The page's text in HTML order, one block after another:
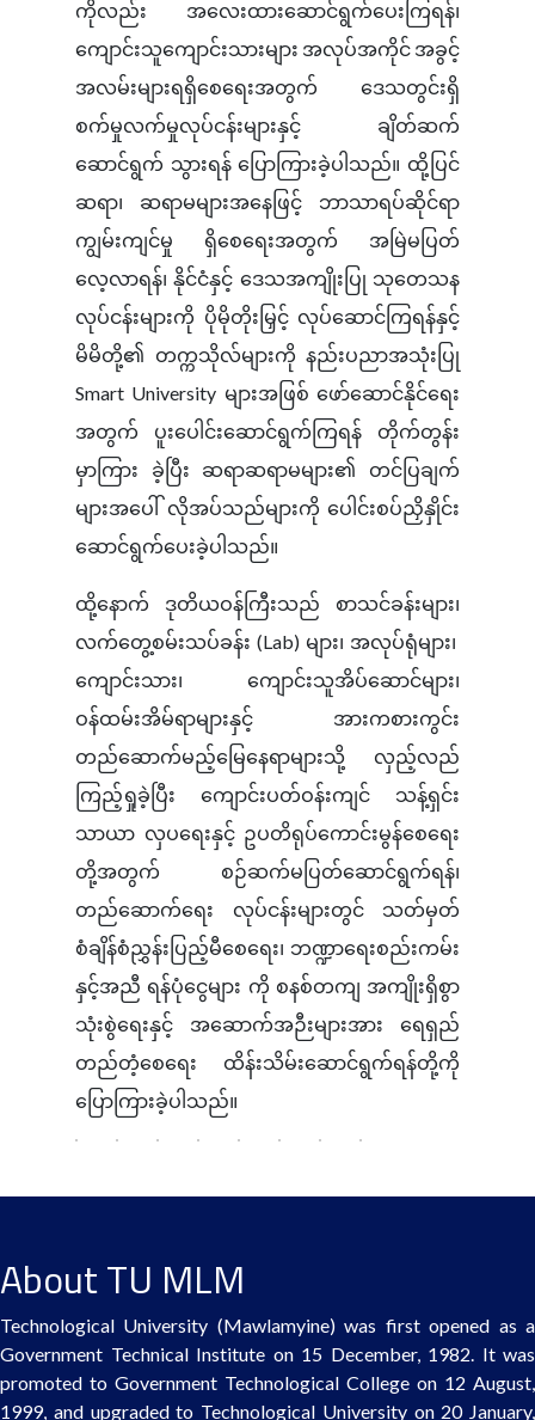
ကိုလည်း အလေးထားဆောင်ရွက်ပေးကြရန်၊
ကျောင်းသူကျောင်းသားများ အလုပ်အကိုင် အခွင့်
အလမ်းများရရှိစေရေးအတွက် ဒေသတွင်းရှိ
စက်မှုလက်မှုလုပ်ငန်းများနှင့် ချိတ်ဆက်
ဆောင်ရွက် သွားရန် ပြောကြားခဲ့ပါသည်။ ထို့ပြင်
ဆရာ၊ ဆရာမများအနေဖြင့် ဘာသာရပ်ဆိုင်ရာ
ကျွမ်းကျင်မှု ရှိစေရေးအတွက် အမြဲမပြတ်
လေ့လာရန်၊ နိုင်ငံနှင့် ဒေသအကျိုးပြု သုတေသန
လုပ်ငန်းများကို ပိုမိုတိုးမြှင့် လုပ်ဆောင်ကြရန်နှင့်
မိမိတို့၏ တက္ကသိုလ်များကို နည်းပညာအသုံးပြု
Smart University များအဖြစ် ဖော်ဆောင်နိုင်ရေး
အတွက် ပူးပေါင်းဆောင်ရွက်ကြရန် တိုက်တွန်း
မှာကြား ခဲ့ပြီး ဆရာဆရာမများ၏ တင်ပြချက်
များအပေါ် လိုအပ်သည်များကို ပေါင်းစပ်ညှိနှိုင်း
ဆောင်ရွက်ပေးခဲ့ပါသည်။
ထို့နောက် ဒုတိယဝန်ကြီးသည် စာသင်ခန်းများ၊
လက်တွေ့စမ်းသပ်ခန်း (Lab) များ၊ အလုပ်ရုံများ၊
ကျောင်းသား၊ ကျောင်းသူအိပ်ဆောင်များ၊
ဝန်ထမ်းအိမ်ရာများနှင့် အားကစားကွင်း
တည်ဆောက်မည့်မြေနေရာများသို့ လှည့်လည်
ကြည့်ရှုခဲ့ပြီး ကျောင်းပတ်ဝန်းကျင် သန့်ရှင်း
သာယာ လှပရေးနှင့် ဥပတိရုပ်ကောင်းမွန်စေရေး
တို့အတွက် စဉ်ဆက်မပြတ်ဆောင်ရွက်ရန်၊
တည်ဆောက်ရေး လုပ်ငန်းများတွင် သတ်မှတ်
စံချိန်စံညွှန်းပြည့်မီစေရေး၊ ဘဏ္ဍာရေးစည်းကမ်း
နှင့်အညီ ရန်ပုံငွေများ ကို စနစ်တကျ အကျိုးရှိစွာ
သုံးစွဲရေးနှင့် အဆောက်အဉီးများအား ရေရှည်
တည်တံ့စေရေး ထိန်းသိမ်းဆောင်ရွက်ရန်တို့ကို
ပြောကြားခဲ့ပါသည်။
About TU MLM
Technological University (Mawlamyine) was first opened as a
Government Technical Institute on 15 December, 1982. It was
promoted to Government Technological College on 12 August,
1999, and upgraded to Technological University on 20 January,